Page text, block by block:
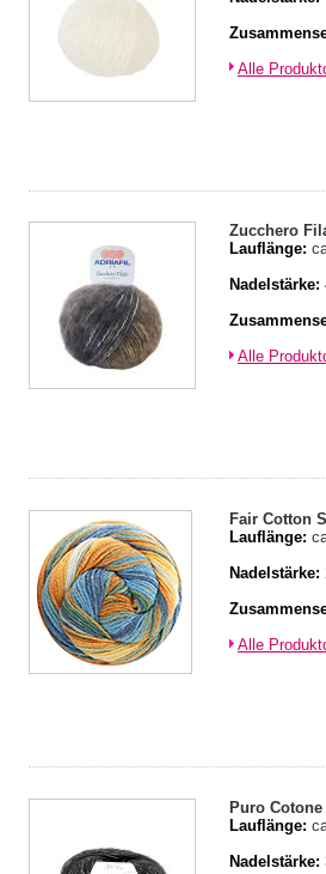
Alle
Zucchero
Lauflänge:
Nadelstärke:
Alle
Fair Cotton
Lauflänge:
Nadelstärke:
Alle
Puro
Lauflänge:
Nadelstärke: